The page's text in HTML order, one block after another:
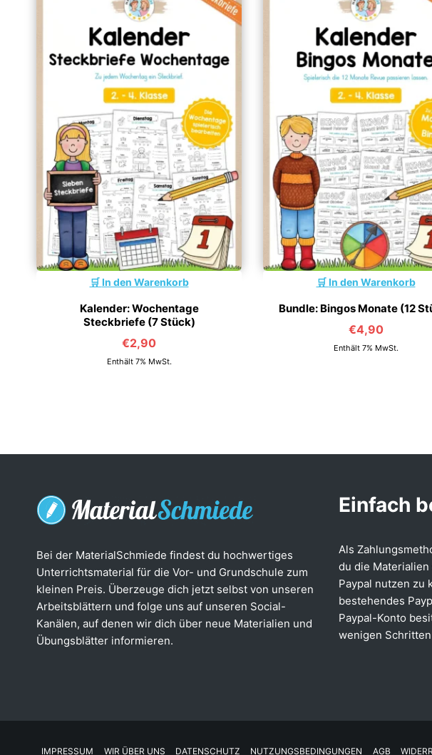
In den Warenkorb
Kalender: Wochentage
Steckbriefe (7 Stück)
€2,90
Enthält 7% MwSt.
In den Warenkorb
Bundle: Bingos Monate (12
€4,90
Enthält 7% MwSt.
Bei der MaterialSchmiede findest du hochwertiges
Unterrichtsmaterial für die Vor- und Grundschule zum
kleinen Preis. Überzeuge dich jetzt selbst von unseren
Arbeitsblättern und folge uns auf unseren Social-
Kanälen, auf denen wir dich über neue Materialien und
Übungsblätter informieren.
Einfach
Als
du die
Paypal nutzen zu
bestehendes
Paypal-Konto
wenigen
IMPRESSUM WIR ÜBER UNS DATENSCHUTZ NUTZUNGSBEDINGUNGEN AGB